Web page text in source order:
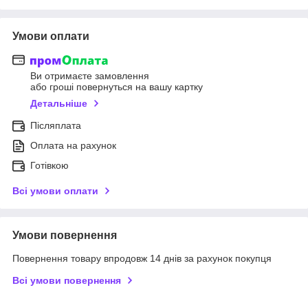
Умови оплати
Ви отримаєте замовлення
або гроші повернуться на вашу картку
Детальніше
Післяплата
Оплата на рахунок
Готівкою
Всі умови оплати
Умови повернення
Повернення товару впродовж 14 днів за рахунок покупця
Всі умови повернення